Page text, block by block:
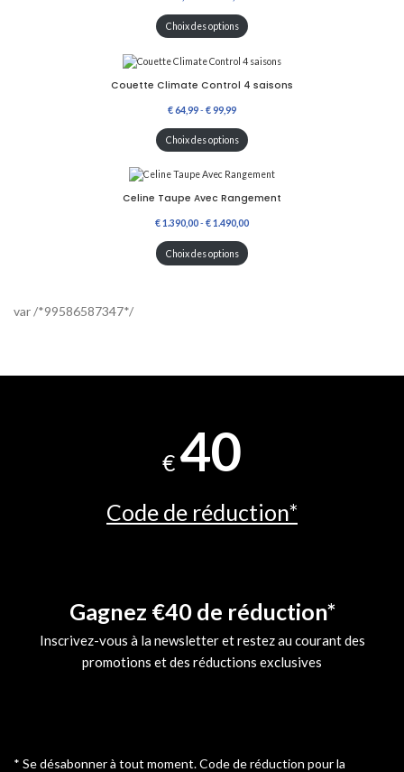
Choix des options
Couette Climate Control 4 saisons
€64,99- €99,99
Choix des options
Celine Taupe Avec Rangement
€1.390,00- €1.490,00
Choix des options
var /*99586587347*/
€ 40
Code de réduction*
Gagnez €40 de réduction*
Inscrivez-vous à la newsletter et restez au courant des
promotions et des réductions exclusives
* Se désabonner à tout moment. Code de réduction pour la